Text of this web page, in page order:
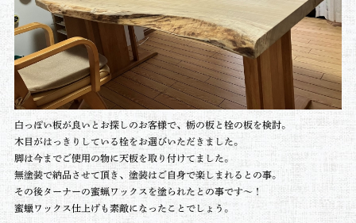
白っぽい板が良いとお探しのお客様で、栃の板と栓の板を検討。
木目がはっきりしている栓をお選びいただきました。
脚は今までご使用の物に天板を取り付けてました。
無塗装で納品させて頂き、塗装はご自身で楽しまれるとの事。
その後ターナーの蜜蝋ワックスを塗られたとの事です～！
蜜蠟ワックス仕上げも素敵になったことでしょう。